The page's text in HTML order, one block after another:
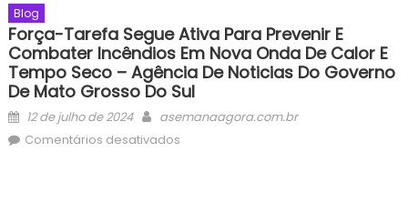
Blog
Força-Tarefa Segue Ativa Para Prevenir E
Combater Incêndios Em Nova Onda De Calor E
Tempo Seco – Agência De Noticias Do Governo
De Mato Grosso Do Sul
Posted
on
12 de julho de 2024 Author
asemanaagora.com.br
Comentários desativadosem